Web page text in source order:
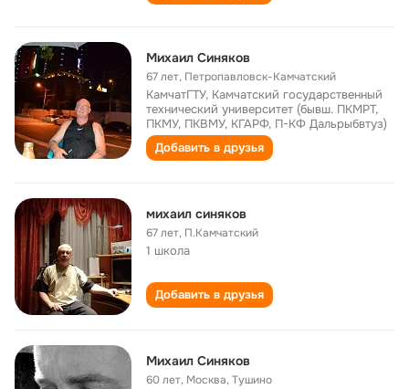
Михаил Синяков
67 лет, Петропавловск-Камчатский
КамчатГТУ, Камчатский государственный
технический университет (бывш. ПКМРТ,
ПКМУ, ПКВМУ, КГАРФ, П-КФ Дальрыбвтуз)
Добавить в друзья
михаил синяков
67 лет, П.Камчатский
1 школа
Добавить в друзья
Михаил Синяков
60 лет, Москва, Тушино